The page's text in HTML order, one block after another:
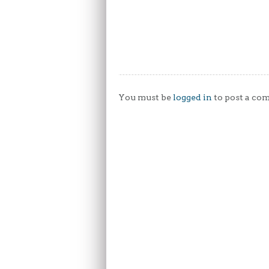
You must be logged in to post a